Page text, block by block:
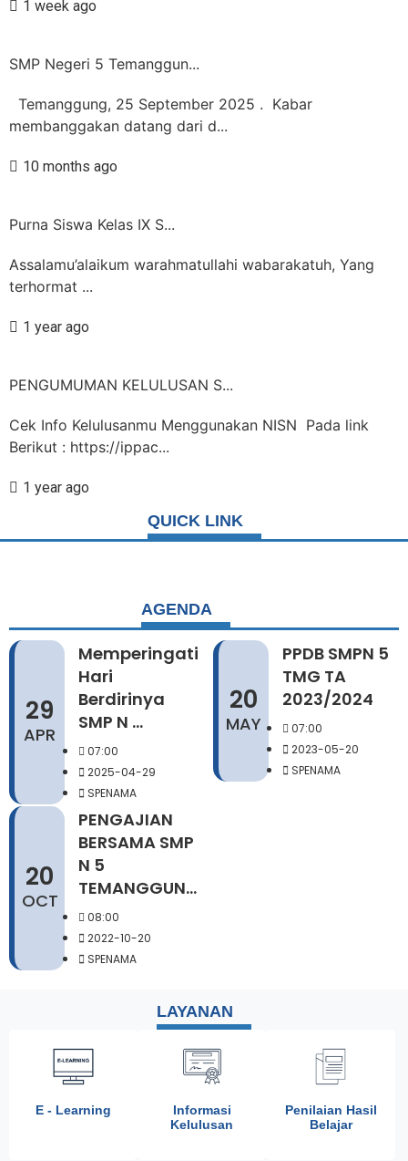
1 week ago
SMP Negeri 5 Temanggun...
Temanggung, 25 September 2025 . Kabar
membanggakan datang dari d...
10 months ago
Purna Siswa Kelas IX S...
Assalamu’alaikum warahmatullahi wabarakatuh, Yang
terhormat ...
1 year ago
PENGUMUMAN KELULUSAN S...
Cek Info Kelulusanmu Menggunakan NISN Pada link
Berikut : https://ippac...
1 year ago
QUICK LINK
AGENDA
29
APR
Memperingati
Hari
Berdirinya
SMP N ...
07:00
2025-04-29
SPENAMA
20
MAY
PPDB SMPN 5
TMG TA
2023/2024
07:00
2023-05-20
SPENAMA
20
OCT
PENGAJIAN
BERSAMA SMP
N 5
TEMANGGUN...
08:00
2022-10-20
SPENAMA
LAYANAN
E - Learning
Informasi
Kelulusan
Penilaian Hasil
Belajar